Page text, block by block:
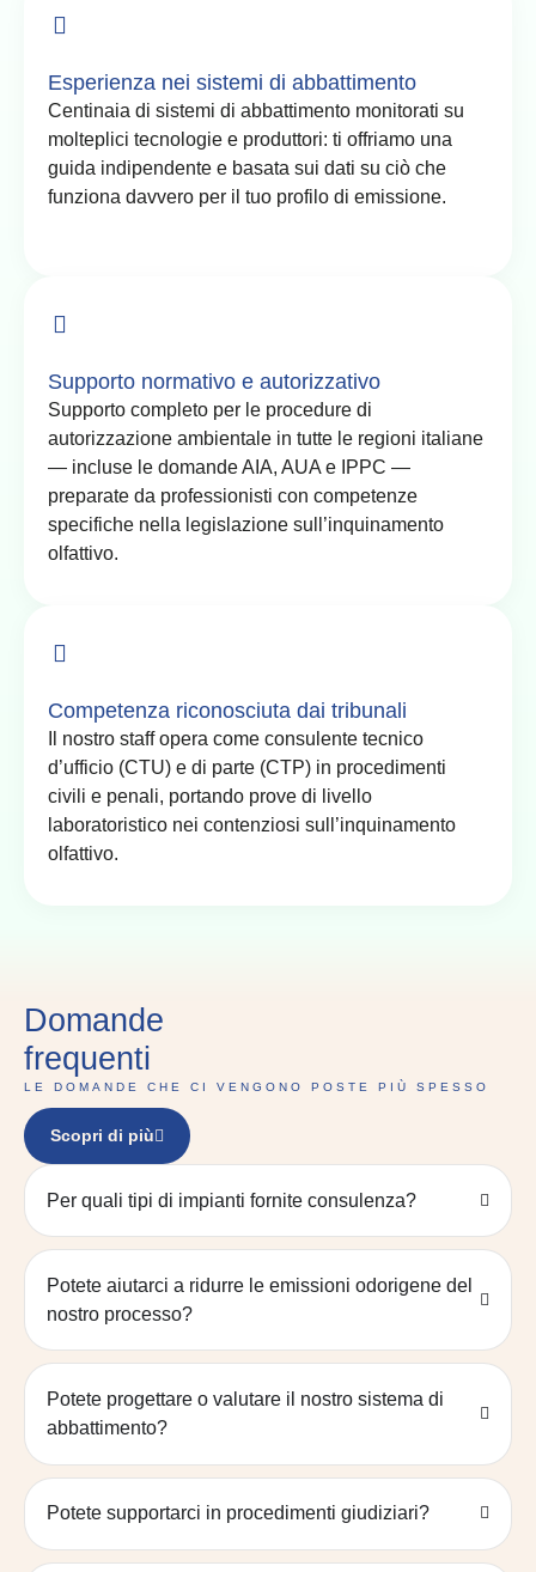
Esperienza nei sistemi di abbattimento
Centinaia di sistemi di abbattimento monitorati su
molteplici tecnologie e produttori: ti offriamo una
guida indipendente e basata sui dati su ciò che
funziona davvero per il tuo profilo di emissione.
Supporto normativo e autorizzativo
Supporto completo per le procedure di
autorizzazione ambientale in tutte le regioni italiane
— incluse le domande AIA, AUA e IPPC —
preparate da professionisti con competenze
specifiche nella legislazione sull’inquinamento
olfattivo.
Competenza riconosciuta dai tribunali
Il nostro staff opera come consulente tecnico
d’ufficio (CTU) e di parte (CTP) in procedimenti
civili e penali, portando prove di livello
laboratoristico nei contenziosi sull’inquinamento
olfattivo.
Domande
frequenti
LE DOMANDE CHE CI VENGONO POSTE PIÙ SPESSO
Scopri di più
Per quali tipi di impianti fornite consulenza?
Potete aiutarci a ridurre le emissioni odorigene del
nostro processo?
Potete progettare o valutare il nostro sistema di
abbattimento?
Potete supportarci in procedimenti giudiziari?